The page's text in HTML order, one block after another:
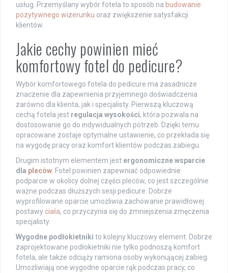
usług. Przemyślany wybór fotela to sposób na budowanie
pozytywnego wizerunku oraz zwiększenie satysfakcji
klientów.
Jakie cechy powinien mieć
komfortowy fotel do pedicure?
Wybór komfortowego fotela do pedicure ma zasadnicze
znaczenie dla zapewnienia przyjemnego doświadczenia
zarówno dla klienta, jak i specjalisty. Pierwszą kluczową
cechą fotela jest regulacja wysokości, która pozwala na
dostosowanie go do indywidualnych potrzeb. Dzięki temu
opracowane zostaje optymalne ustawienie, co przekłada się
na wygodę pracy oraz komfort klientów podczas zabiegu.
Drugim istotnym elementem jest ergonomiczne wsparcie
dla pleców. Fotel powinien zapewniać odpowiednie
podparcie w okolicy dolnej części pleców, co jest szczególnie
ważne podczas dłuższych sesji pedicure. Dobrze
wyprofilowane oparcie umożliwia zachowanie prawidłowej
postawy ciała, co przyczynia się do zmniejszenia zmęczenia
specjalisty.
Wygodne podłokietniki to kolejny kluczowy element. Dobrze
zaprojektowane podłokietniki nie tylko podnoszą komfort
fotela, ale także odciąży ramiona osoby wykonującej zabieg.
Umożliwiają one wygodne oparcie rąk podczas pracy, co